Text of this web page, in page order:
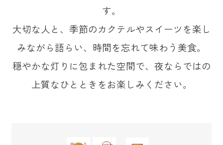
す。
大切な人と、季節のカクテルやスイーツを楽し
みながら語らい、時間を忘れて味わう美食。
穏やかな灯りに包まれた空間で、夜ならではの
上質なひとときをお楽しみください。